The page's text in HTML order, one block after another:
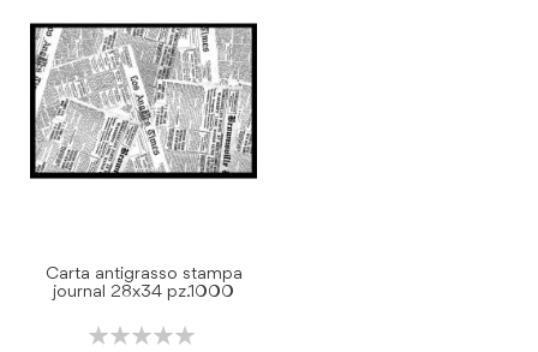
Carta antigrasso stampa
journal 28x34 pz.1000
Rating: